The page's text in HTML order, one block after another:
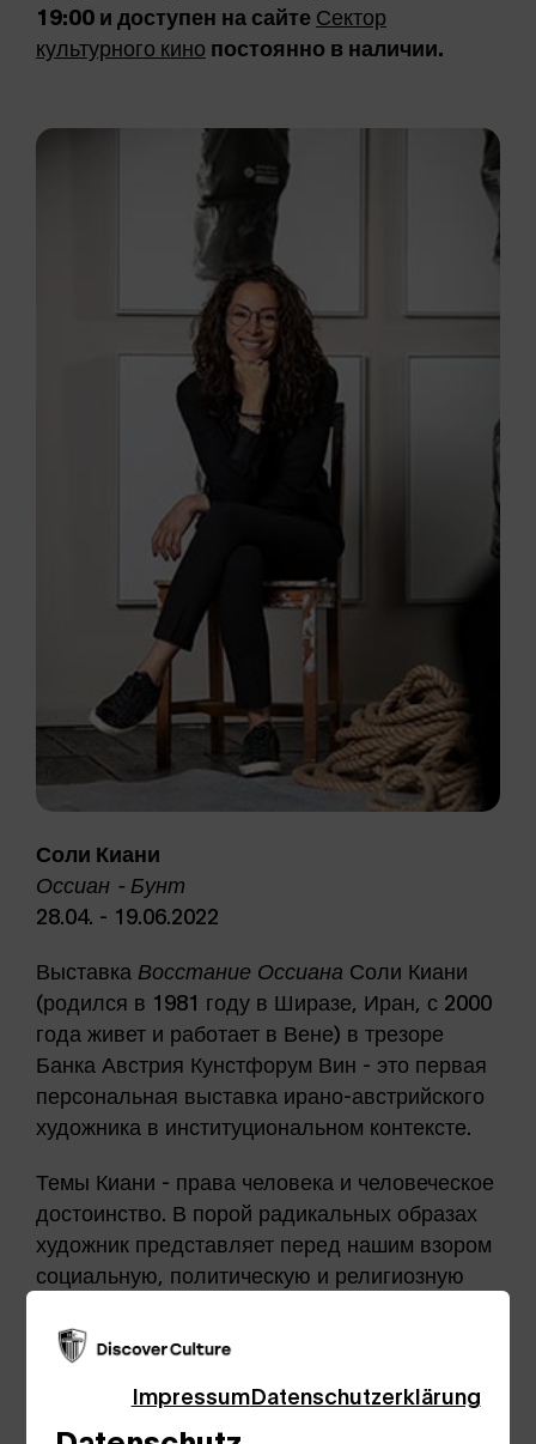
19:00 и доступен на сайте Сектор
культурного кино постоянно в наличии.
Соли Киани
Оссиан - Бунт
28.04. - 19.06.2022
Выставка Восстание Оссиана Соли Киани
(родился в 1981 году в Ширазе, Иран, с 2000
года живет и работает в Вене) в трезоре
Банка Австрия Кунстфорум Вин - это первая
персональная выставка ирано-австрийского
художника в институциональном контексте.
Темы Киани - права человека и человеческое
достоинство. В порой радикальных образах
художник представляет перед нашим взором
социальную, политическую и религиозную
желающих подчиняться режиму в исламском
Иране.
ImpressumDatenschutzerklärung